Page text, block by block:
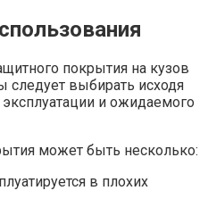
покрытия на кузов
следует выбирать исходя
и ожидаемого
может быть несколько:
в плохих